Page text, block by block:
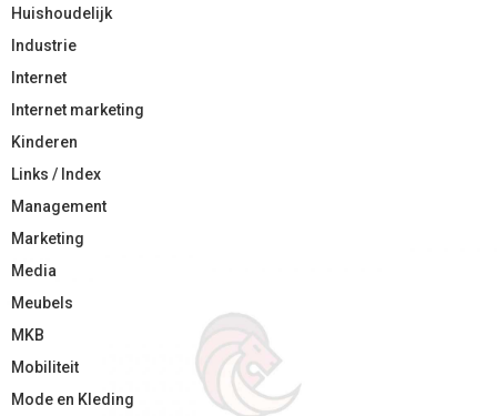
Huishoudelijk
Industrie
Internet
Internet marketing
Kinderen
Links / Index
Management
Marketing
Media
Meubels
MKB
Mobiliteit
Mode en Kleding